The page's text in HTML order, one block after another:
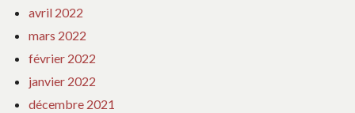
avril 2022
mars 2022
février 2022
janvier 2022
décembre 2021